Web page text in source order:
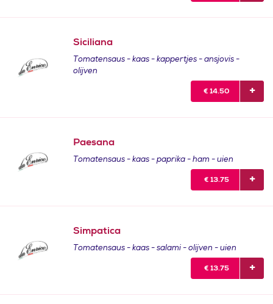
Siciliana
Tomatensaus - kaas - kappertjes - ansjovis -
olijven
€ 14.50
Paesana
Tomatensaus - kaas - paprika - ham - uien
€ 13.75
Simpatica
Tomatensaus - kaas - salami - olijven - uien
€ 13.75